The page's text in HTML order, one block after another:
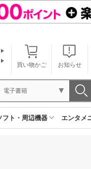
買い物かご お知らせ
電子書籍
フト・周辺機器 エンタメ